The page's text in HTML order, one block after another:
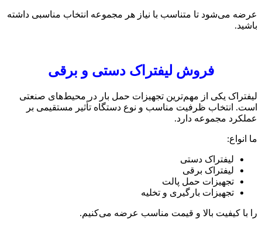
عرضه می‌شود تا متناسب با نیاز هر مجموعه انتخاب مناسبی داشته
باشید.
فروش لیفتراک دستی و برقی
لیفتراک یکی از مهم‌ترین تجهیزات حمل بار در محیط‌های صنعتی
است. انتخاب ظرفیت مناسب و نوع دستگاه تأثیر مستقیمی بر
عملکرد مجموعه دارد.
ما انواع:
لیفتراک دستی
لیفتراک برقی
تجهیزات حمل پالت
تجهیزات بارگیری و تخلیه
را با کیفیت بالا و قیمت مناسب عرضه می‌کنیم.